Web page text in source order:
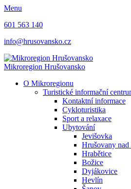
Menu
601 563 140
info@hrusovansko.cz
Mikroregion Hrušovansko
O Mikroregionu
Turistické informační
Kontaktní informace
Cykloturistika
Sport a relaxace
Ubytování
Jevišovka
Hrušovany nad
Hrabětice
Božice
Dyjákovice
Hevlín